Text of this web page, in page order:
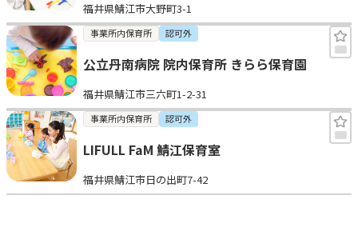
福井県鯖江市大野町3-1
事業所内保育所 認可外
公立丹南病院 院内保育所 きらら保育園
福井県鯖江市三六町1-2-31
事業所内保育所 認可外
LIFULL FaM 鯖江保育室
福井県鯖江市日の出町7-42